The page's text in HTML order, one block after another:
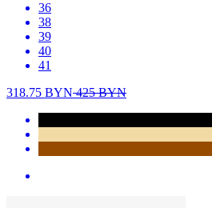
36
38
39
40
41
318.75 BYN425BYN